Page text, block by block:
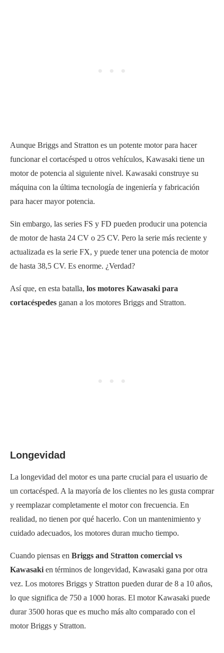
Aunque Briggs and Stratton es un potente motor para hacer
funcionar el cortacésped u otros vehículos, Kawasaki tiene un
motor de potencia al siguiente nivel. Kawasaki construye su
máquina con la última tecnología de ingeniería y fabricación
para hacer mayor potencia.
Sin embargo, las series FS y FD pueden producir una potencia
de motor de hasta 24 CV o 25 CV. Pero la serie más reciente y
actualizada es la serie FX, y puede tener una potencia de motor
de hasta 38,5 CV. Es enorme. ¿Verdad?
Así que, en esta batalla, los motores Kawasaki para
cortacéspedes ganan a los motores Briggs and Stratton.
Longevidad
La longevidad del motor es una parte crucial para el usuario de
un cortacésped. A la mayoría de los clientes no les gusta comprar
y reemplazar completamente el motor con frecuencia. En
realidad, no tienen por qué hacerlo. Con un mantenimiento y
cuidado adecuados, los motores duran mucho tiempo.
Cuando piensas en Briggs and Stratton comercial vs
Kawasaki en términos de longevidad, Kawasaki gana por otra
vez. Los motores Briggs y Stratton pueden durar de 8 a 10 años,
lo que significa de 750 a 1000 horas. El motor Kawasaki puede
durar 3500 horas que es mucho más alto comparado con el
motor Briggs y Stratton.